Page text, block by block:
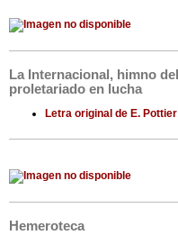
La Internacional, himno del
proletariado en lucha
Letra original de E. Pottier
Hemeroteca